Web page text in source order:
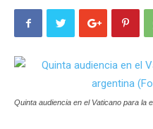
Quinta audiencia en el Vaticano para la